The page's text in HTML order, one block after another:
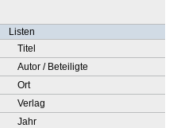
Listen
Titel
Autor / Beteiligte
Ort
Verlag
Jahr